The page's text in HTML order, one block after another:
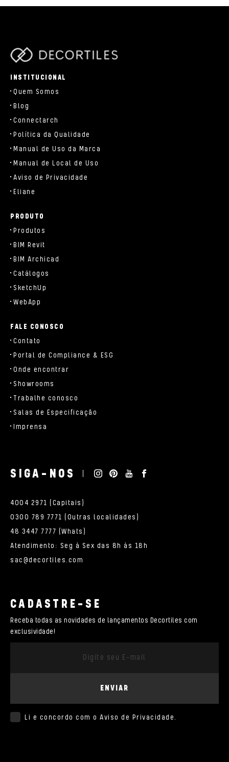
INSTITUCIONAL
Quem Somos
Blog
Connectarch
Política da Qualidade
Manual de Uso da Marca
Manual de Local de Uso
Aviso de Privacidade
Eliane
PRODUTO
Produtos
BIM Revit
BIM Archicad
Catálogos
SketchUp
WebApp
FALE CONOSCO
Contato
Portal de Compliance & ESG
Onde encontrar
Showrooms
Trabalhe conosco
Salas de Especificação
Imprensa
SIGA-NOS
4004 2971 (Capitais)
0300 789 7771 (Outras localidades)
48 3447 7777 (Whats)
Atendimento: Seg à Sex das 8h às 18h
sac@decortiles.com
CADASTRE-SE
Receba todas as novidades de lançamentos Decortiles com
exclusividade!
ENVIAR
Li e concordo com o Aviso de Privacidade.